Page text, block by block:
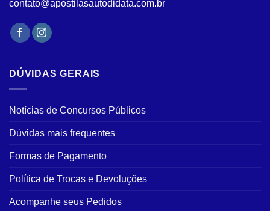
contato@apostilasautodidata.com.br
DÚVIDAS GERAIS
Notícias de Concursos Públicos
Dúvidas mais frequentes
Formas de Pagamento
Política de Trocas e Devoluções
Acompanhe seus Pedidos